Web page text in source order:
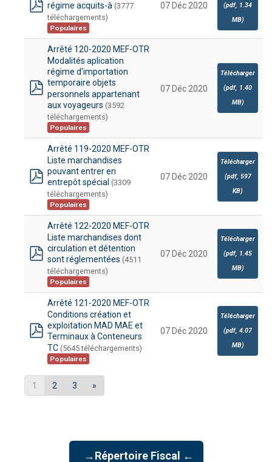
pdf
régime acquits-à (3777
téléchargements)
Populaires
07 Déc 2020
(pdf, 1.34
MB)
pdf
Arrêté 120-2020 MEF-OTR
Modalités aplication
régime d'importation
temporaire objets
personnels appartenant
aux voyageurs (3592
téléchargements)
Populaires
07 Déc 2020
Télécharger
(pdf, 1.40
MB)
pdf
Arrêté 119-2020 MEF-OTR
Liste marchandises
pouvant entrer en
entrepôt spécial (3309
téléchargements)
Populaires
07 Déc 2020
Télécharger
(pdf, 597
KB)
pdf
Arrêté 122-2020 MEF-OTR
Liste marchandises dont
circulation et détention
sont réglementées (4511
téléchargements)
Populaires
07 Déc 2020
Télécharger
(pdf, 1.45
MB)
pdf
Arrêté 121-2020 MEF-OTR
Conditions création et
exploitation MAD MAE et
Terminaux à Conteneurs
TC (5645 téléchargements)
Populaires
07 Déc 2020
Télécharger
(pdf, 4.07
MB)
1 2 3 »
→Répertoire Fiscal ←